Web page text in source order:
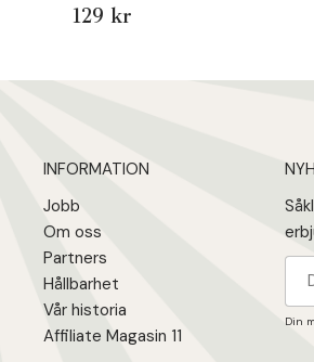
129 kr
INFORMATION
Jobb
Om oss
Partners
Hållbarhet
Vår historia
Affiliate Magasin 11
Din